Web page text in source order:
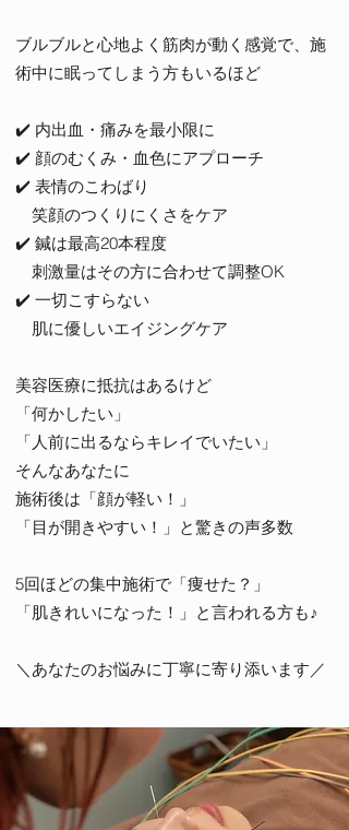
ブルブルと心地よく筋肉が動く感覚で、施
術中に眠ってしまう方もいるほど
✔️ 内出血・痛みを最小限に
✔️ 顔のむくみ・血色にアプローチ
✔️ 表情のこわばり
笑顔のつくりにくさをケア
✔️ 鍼は最高20本程度
刺激量はその方に合わせて調整OK
✔️ 一切こすらない
肌に優しいエイジングケア
美容医療に抵抗はあるけど
「何かしたい」
「人前に出るならキレイでいたい」
そんなあなたに
施術後は「顔が軽い！」
「目が開きやすい！」と驚きの声多数
5回ほどの集中施術で「痩せた？」
「肌きれいになった！」と言われる方も♪
＼あなたのお悩みに丁寧に寄り添います／